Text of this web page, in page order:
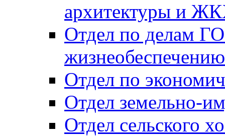
архитектуры и
Отдел по делам
Отдел по
Отдел земельно-
Отдел сельского